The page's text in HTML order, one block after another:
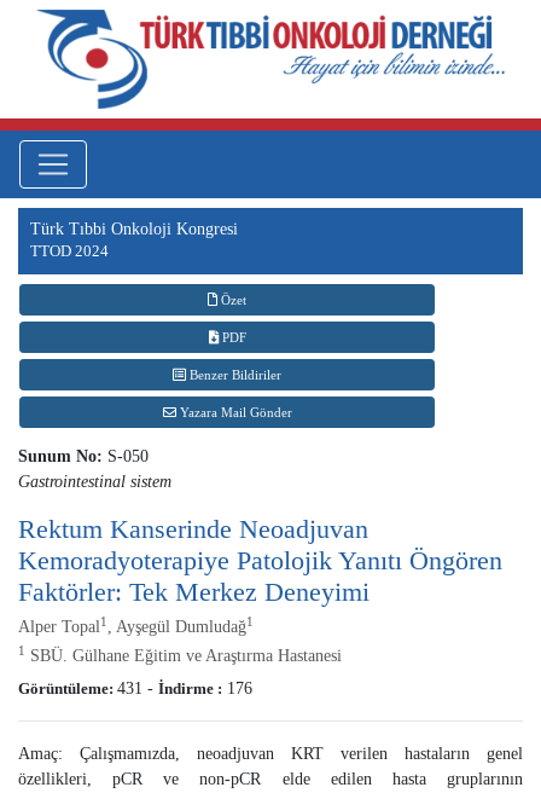
Türk Tıbbi Onkoloji Kongresi
TTOD 2024
Özet
PDF
Benzer Bildiriler
Yazara Mail Gönder
Sunum No: S-050
Gastrointestinal sistem
Rektum Kanserinde Neoadjuvan
Kemoradyoterapiye Patolojik Yanıtı Öngören
Faktörler: Tek Merkez Deneyimi
Alper Topal 1 , Ayşegül Dumludağ1
1
SBÜ. Gülhane Eğitim ve Araştırma Hastanesi
Görüntüleme: 431 - İndirme : 176
Amaç: Çalışmamızda, neoadjuvan KRT verilen hastaların genel
özellikleri, pCR ve non-pCR elde edilen hasta gruplarının